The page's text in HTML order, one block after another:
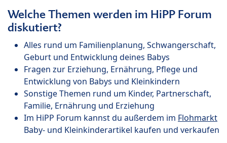
Welche Themen werden im HiPP Forum
diskutiert?
Alles rund um Familienplanung, Schwangerschaft,
Geburt und Entwicklung deines Babys
Fragen zur Erziehung, Ernährung, Pflege und
Entwicklung von Babys und Kleinkindern
Sonstige Themen rund um Kinder, Partnerschaft,
Familie, Ernährung und Erziehung
Im HiPP Forum kannst du außerdem im Flohmarkt
Baby- und Kleinkinderartikel kaufen und verkaufen